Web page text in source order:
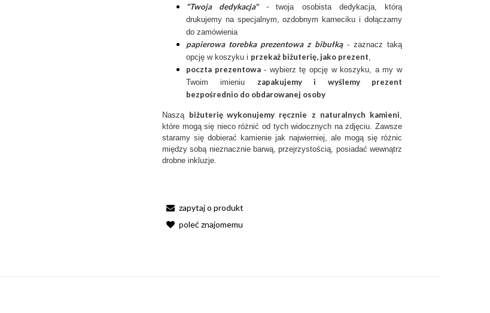
"Twoja dedykacja"-twoja osobista dedykacja, którą
drukujemy na specjalnym, ozdobnym karneciku i dołączamy
do zamówienia
papierowa torebka prezentowa z bibułką- zaznacz taką
opcję w koszyku i przekaż biżuterię, jako prezent,
poczta prezentowa- wybierz tę opcję w koszyku, a my w
Twoim imieniu zapakujemy i wyślemy prezent
bezpośrednio do obdarowanej osoby
Naszą biżuterię wykonujemy ręcznie z naturalnych kamieni,
które mogą się nieco różnić od tych widocznych na zdjęciu. Zawsze
staramy się dobierać kamienie jak najwierniej, ale mogą się różnic
między sobą nieznacznie barwą, przejrzystością, posiadać wewnątrz
drobne inkluzje.
zapytaj o produkt
poleć znajomemu